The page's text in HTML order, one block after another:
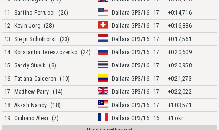
11
Santino Ferrucci (26) Dallara GP3/16 17
+0:14,716
12
Kevin Jorg (28) Dallara GP3/16 17
+0:16,886
13
Steijn Schothorst (23) Dallara GP3/16 17
+0:17,561
14
Konstantin Tereszczenko (24) Dallara GP3/16 17
+0:20,609
15
Sandy Stuvik (8) Dallara GP3/16 17
+0:20,958
16 Tatiana Calderon (10) Dallara GP3/16 17
+0:21,273
17
Matthew Parry (14) Dallara GP3/16 17
+0:22,022
18 Akash Nandy (18) Dallara GP3/16 17
+1:03,571
19
Giuliano Alesi (7) Dallara GP3/16 16
+1 okr.